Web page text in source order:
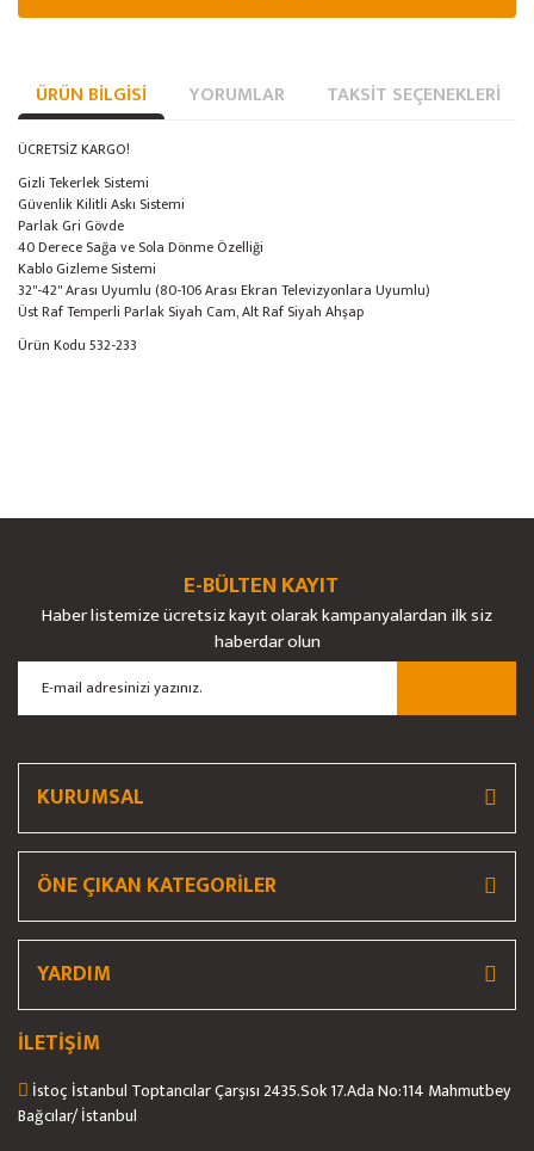
ÜRÜN BILGISI YORUMLAR TAKSIT SEÇENEKLERI
ÜCRETSİZ KARGO!
Gizli Tekerlek Sistemi
Güvenlik Kilitli Askı Sistemi
Parlak Gri Gövde
40 Derece Sağa ve Sola Dönme Özelliği
Kablo Gizleme Sistemi
32''-42'' Arası Uyumlu (80-106 Arası Ekran Televizyonlara Uyumlu)
Üst Raf Temperli Parlak Siyah Cam, Alt Raf Siyah Ahşap
Ürün Kodu 532-233
Bu ürüne ilk yorumu siz yapın!
Yorum Yaz
yetersiz gördüğünüz noktaları öneri formunu kullanarak tarafımıza
Ürün resmi kalitesiz, bozuk veya görüntülenemiyor.
Ürün açıklamasında eksik bilgiler bulunuyor.
Ürün bilgilerinde hatalar bulunuyor.
Ürün fiyatı diğer sitelerden daha pahalı.
E-BÜLTEN KAYIT
Haber listemize ücretsiz kayıt olarak kampanyalardan ilk siz
haberdar olun
KURUMSAL
ÖNE ÇIKAN KATEGORİLER
YARDIM
İLETİŞİM
İstoç İstanbul Toptancılar Çarşısı 2435.Sok 17.Ada No:114 Mahmutbey
Bağcılar/ İstanbul